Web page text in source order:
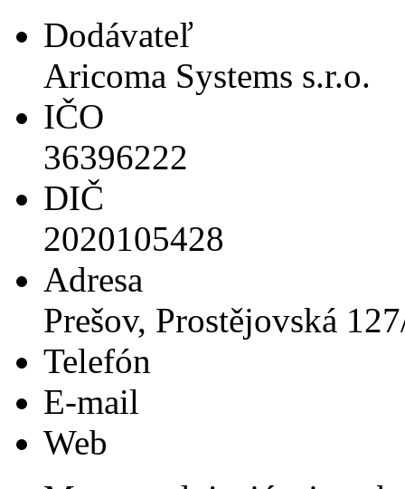
Dodávateľ
Aricoma Systems s.r.o.
IČO
36396222
DIČ
2020105428
Adresa
Prešov, Prostějovská
Telefón
E-mail
Web